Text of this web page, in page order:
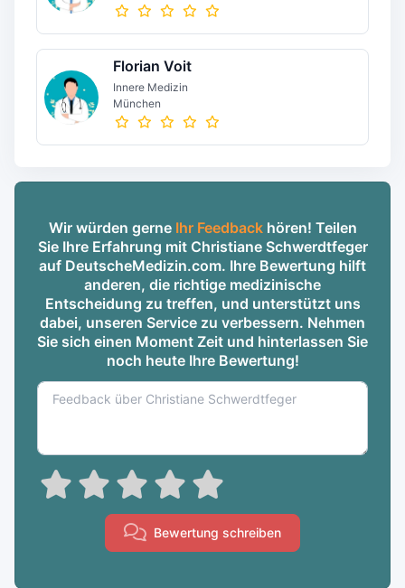
Florian Voit
Innere Medizin
München
Wir würden gerne Ihr Feedbackhören! Teilen
Sie Ihre Erfahrung mit Christiane Schwerdtfeger
auf DeutscheMedizin.com. Ihre Bewertung hilft
anderen, die richtige medizinische
Entscheidung zu treffen, und unterstützt uns
dabei, unseren Service zu verbessern. Nehmen
Sie sich einen Moment Zeit und hinterlassen Sie
noch heute Ihre Bewertung!
Bewertung schreiben